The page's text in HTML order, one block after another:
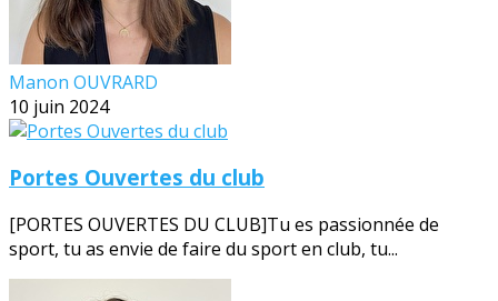
Manon OUVRARD
10 juin 2024
Portes Ouvertes du club
[PORTES OUVERTES DU CLUB]Tu es passionnée de
sport, tu as envie de faire du sport en club, tu...